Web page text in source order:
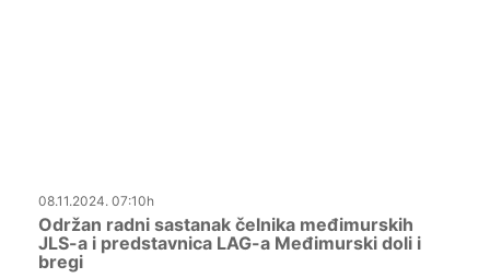
08.11.2024. 07:10h
Održan radni sastanak čelnika međimurskih
JLS-a i predstavnica LAG-a Međimurski doli i
bregi